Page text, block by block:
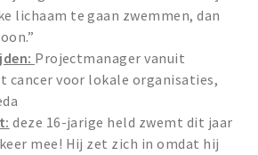
lichaam te gaan zwemmen, dan
Projectmanager vanuit
cancer voor lokale organisaties,
deze 16-jarige held zwemt dit jaar
mee! Hij zet zich in omdat hij